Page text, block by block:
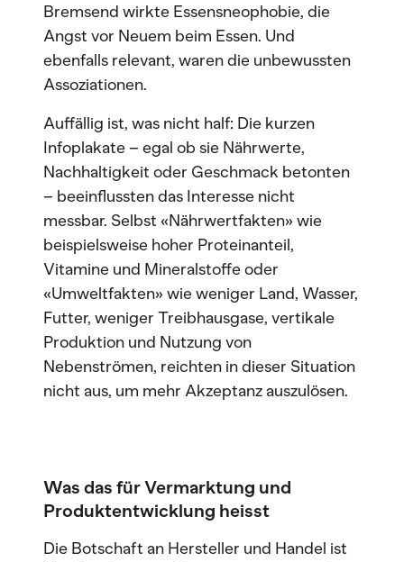
Bremsend wirkte Essensneophobie, die
Angst vor Neuem beim Essen. Und
ebenfalls relevant, waren die unbewussten
Assoziationen.
Auffällig ist, was nicht half: Die kurzen
Infoplakate – egal ob sie Nährwerte,
Nachhaltigkeit oder Geschmack betonten
– beeinflussten das Interesse nicht
messbar. Selbst «Nährwertfakten» wie
beispielsweise hoher Proteinanteil,
Vitamine und Mineralstoffe oder
«Umweltfakten» wie weniger Land, Wasser,
Futter, weniger Treibhausgase, vertikale
Produktion und Nutzung von
Nebenströmen, reichten in dieser Situation
nicht aus, um mehr Akzeptanz auszulösen.
Was das für Vermarktung und
Produktentwicklung heisst
Die Botschaft an Hersteller und Handel ist